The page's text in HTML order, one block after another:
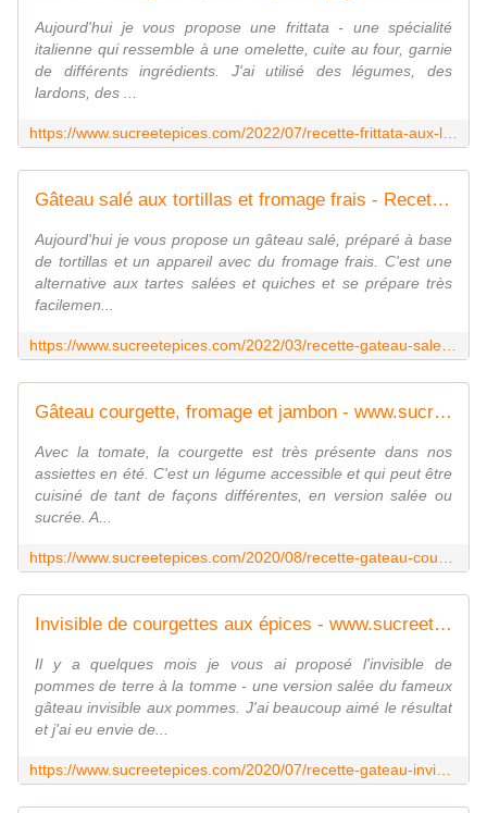
Aujourd'hui je vous propose une frittata - une spécialité
italienne qui ressemble à une omelette, cuite au four, garnie
de différents ingrédients. J'ai utilisé des légumes, des
lardons, des ...
Gâteau salé aux tortillas et fromage frais - Recette en vidéo - www.sucreetepices.com
Aujourd'hui je vous propose un gâteau salé, préparé à base
de tortillas et un appareil avec du fromage frais. C'est une
alternative aux tartes salées et quiches et se prépare très
facilemen...
Gâteau courgette, fromage et jambon - www.sucreetepices.com
Avec la tomate, la courgette est très présente dans nos
assiettes en été. C'est un légume accessible et qui peut être
cuisiné de tant de façons différentes, en version salée ou
sucrée. A...
Invisible de courgettes aux épices - www.sucreetepices.com
Il y a quelques mois je vous ai proposé l'invisible de
pommes de terre à la tomme - une version salée du fameux
gâteau invisible aux pommes. J'ai beaucoup aimé le résultat
et j'ai eu envie de...